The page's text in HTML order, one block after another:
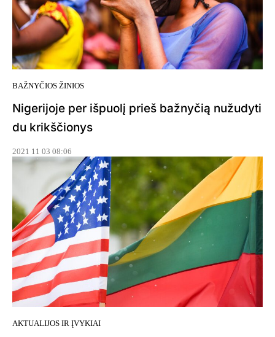
BAŽNYČIOS ŽINIOS
Nigerijoje per išpuolį prieš bažnyčią nužudyti
du krikščionys
2021 11 03 08:06
AKTUALIJOS IR ĮVYKIAI